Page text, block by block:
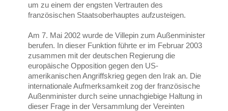
um zu einem der engsten Vertrauten des
französischen Staatsoberhauptes aufzusteigen.
Am 7. Mai 2002 wurde de Villepin zum Außenminister
berufen. In dieser Funktion führte er im Februar 2003
zusammen mit der deutschen Regierung die
europäische Opposition gegen den US-
amerikanischen Angriffskrieg gegen den Irak an. Die
internationale Aufmerksamkeit zog der französische
Außenminister durch seine unnachgiebige Haltung in
dieser Frage in der Versammlung der Vereinten